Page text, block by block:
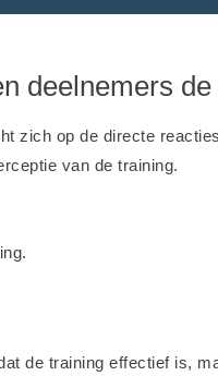
deelnemers
zich op de directe
van de training.
de training effectief is,